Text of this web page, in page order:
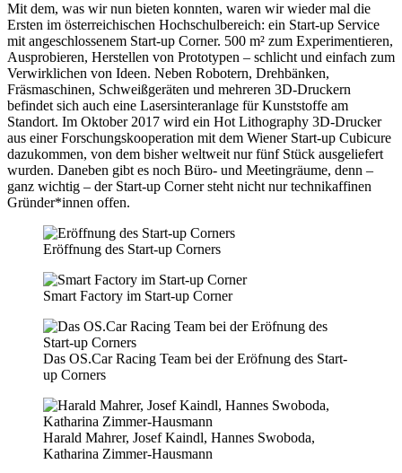
Mit dem, was wir nun bieten konnten, waren wir wieder mal die
Ersten im österreichischen Hochschulbereich: ein Start-up Service
mit angeschlossenem Start-up Corner. 500 m² zum Experimen­tieren,
Ausprobieren, Herstellen von Prototypen – schlicht und einfach zum
Verwirklichen von Ideen. Neben Robotern, Dreh­bänken,
Fräsmaschinen, Schweißgeräten und mehreren 3D-Druckern
befindet sich auch eine Lasersinteranlage für Kunststoffe am
Standort. Im Oktober 2017 wird ein Hot Lithography 3D-Drucker
aus einer Forschungskooperation mit dem Wiener Start-up Cubicure
dazukommen, von dem bisher weltweit nur fünf Stück ausgeliefert
wurden. Daneben gibt es noch Büro- und Meetingräume, denn –
ganz wichtig – der Start-up Corner steht nicht nur technikaffinen
Gründer*innen offen.
Eröffnung des Start-up Corners
Smart Factory im Start-up Corner
Das OS.Car Racing Team bei der Eröfnung des Start-
up Corners
Harald Mahrer, Josef Kaindl, Hannes Swoboda,
Katharina Zimmer-Hausmann